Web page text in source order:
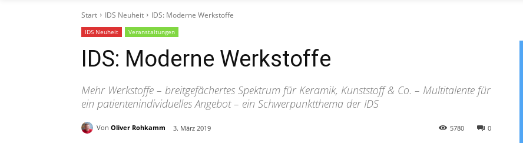
Start IDS Neuheit IDS: Moderne Werkstoffe
IDS Neuheit Veranstaltungen
IDS: Moderne Werkstoffe
Mehr Werkstoffe – breitgefächertes Spektrum für Keramik, Kunststoff & Co. – Multitalente für
ein patientenindividuelles Angebot – ein Schwerpunktthema der IDS
Von Oliver Rohkamm 3. März 2019 0
5780